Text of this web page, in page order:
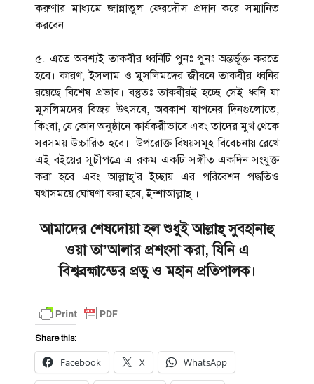
করুণার মাধ্যমে জান্নাতুল ফেরদৌস প্রদান করে সম্মানিত
করবেন।
৫. এতে অবশ্যই তাকবীর ধ্বনিটি পুনঃ পুনঃ অন্তর্ভূক্ত করতে
হবে। কারণ, ইসলাম ও মুসলিমদের জীবনে তাকবীর ধ্বনির
রয়েছে বিশেষ প্রভাব। বস্তুতঃ তাকবীরই হচ্ছে সেই ধ্বনি যা
মুসলিমদের বিজয় উৎসবে, অবকাশ যাপনের দিনগুলোতে,
কিংবা, যে কোন অনুষ্ঠানে কার্যকরীভাবে এবং তাদের মুখ থেকে
সবসময় উচ্চারিত হবে। উপরোক্ত বিষয়সমূহ বিবেচনায় রেখে
এই বইয়ের সূচীপত্রে এ রকম একটি সঙ্গীত একদিন সংযুক্ত
করা হবে এবং আল্লাহ্’র ইচ্ছায় এর পরিবেশন পদ্ধতিও
যথাসময়ে ঘোষণা করা হবে, ইন্শাআল্লাহ্ ।
আমাদের শেষদোয়া হল শুধুই আল্লাহ্ সুবহানাহু
ওয়া তা’আলার প্রশংসা করা,যিনি এ
বিশ্বব্রহ্মান্ডের প্রভু ও মহান প্রতিপালক।
Share this:
Facebook X WhatsApp